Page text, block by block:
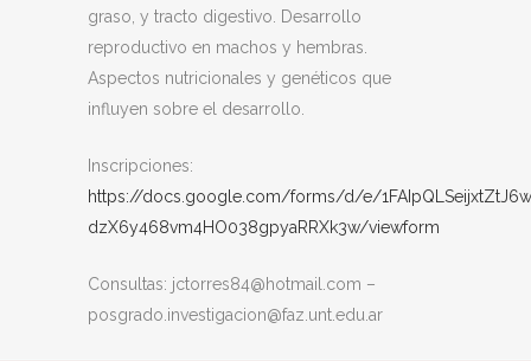
graso, y tracto digestivo. Desarrollo
reproductivo en machos y hembras.
Aspectos nutricionales y genéticos que
influyen sobre el desarrollo.
Inscripciones:
https://docs.google.com/forms/d/e/
dzX6y468vm4HO038gpyaRRXk3w/viewform
Consultas: jctorres84@hotmail.com –
posgrado.investigacion@faz.unt.edu.ar